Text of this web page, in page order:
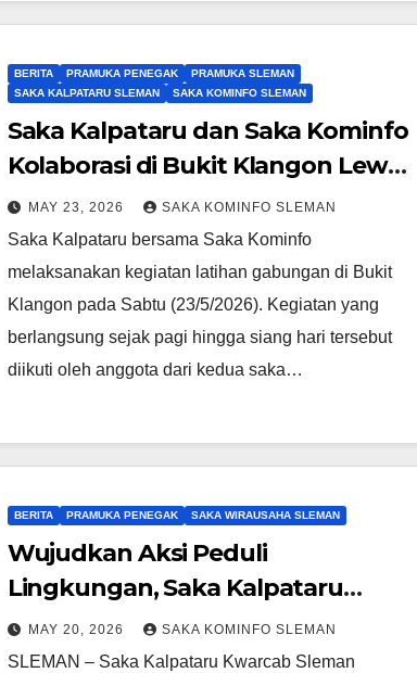
BERITA PRAMUKA PENEGAK
PRAMUKA SLEMAN
SAKA KALPATARU SLEMAN
SAKA KOMINFO SLEMAN
Saka Kalpataru dan Saka Kominfo
Kolaborasi di Bukit Klangon Lewat
Aksi Lingkungan dan
Dokumentasi
MAY 23, 2026 SAKA KOMINFO SLEMAN
Saka Kalpataru bersama Saka Kominfo
melaksanakan kegiatan latihan gabungan di Bukit
Klangon pada Sabtu (23/5/2026). Kegiatan yang
berlangsung sejak pagi hingga siang hari tersebut
diikuti oleh anggota dari kedua saka…
BERITA PRAMUKA PENEGAK SAKA WIRAUSAHA SLEMAN
Wujudkan Aksi Peduli
Lingkungan, Saka Kalpataru
Sleman Gelar Pelatihan Daur
Ulang Tutup Botol
MAY 20, 2026 SAKA KOMINFO SLEMAN
SLEMAN – Saka Kalpataru Kwarcab Sleman